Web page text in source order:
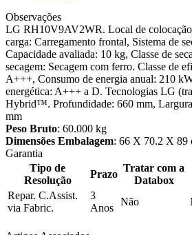
Observações
LG RH10V9AV2WR. Local de
carga: Carregamento frontal, Sistema de
Capacidade avaliada: 10 kg, Classe de
secagem: Secagem com ferro. Classe de
A+++, Consumo de energia anual: 210
energética: A+++ a D. Tecnologias LG
Hybrid™. Profundidade: 660 mm,
mm
Peso Bruto: 60.000 kg
Dimensões Embalagem: 66 X 70.2 X 89
Garantia
Tipo de
Resolução
Prazo
Tratar com a
Databox
Repar. C.Assist.
via Fabric.
3
Anos
Não